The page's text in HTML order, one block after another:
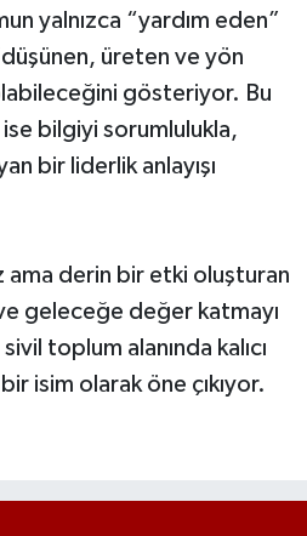
yalnızca “yardım eden”
üreten ve yön
gösteriyor. Bu
bilgiyi sorumlulukla,
bir liderlik anlayışı
ama derin bir etki oluşturan
geleceğe değer katmayı
toplum alanında kalıcı
isim olarak öne çıkıyor.